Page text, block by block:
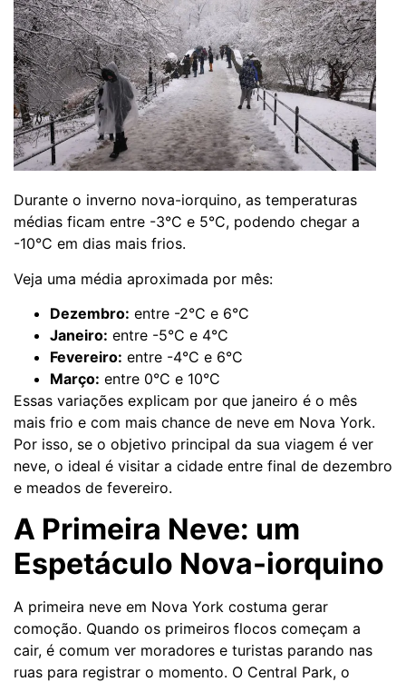
Durante o inverno nova-iorquino, as temperaturas
médias ficam entre -3°C e 5°C, podendo chegar a
-10°C em dias mais frios.
Veja uma média aproximada por mês:
Dezembro: entre -2°C e 6°C
Janeiro: entre -5°C e 4°C
Fevereiro: entre -4°C e 6°C
Março: entre 0°C e 10°C
Essas variações explicam por que janeiro é o mês
mais frio e com mais chance de neve em Nova York.
Por isso, se o objetivo principal da sua viagem é ver
neve, o ideal é visitar a cidade entre final de dezembro
e meados de fevereiro.
A Primeira Neve: um
Espetáculo Nova-iorquino
A primeira neve em Nova York costuma gerar
comoção. Quando os primeiros flocos começam a
cair, é comum ver moradores e turistas parando nas
ruas para registrar o momento. O Central Park, o